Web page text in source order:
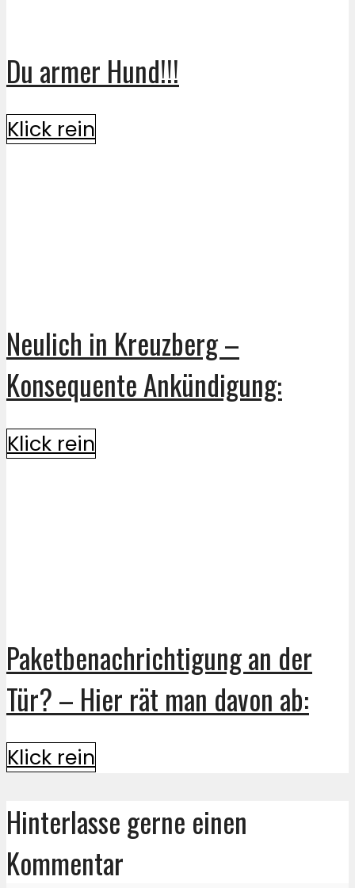
Du armer Hund!!!
Klick rein
Neulich in Kreuzberg –
Konsequente Ankündigung:
Klick rein
Paketbenachrichtigung an der
Tür? – Hier rät man davon ab:
Klick rein
Hinterlasse gerne einen
Kommentar